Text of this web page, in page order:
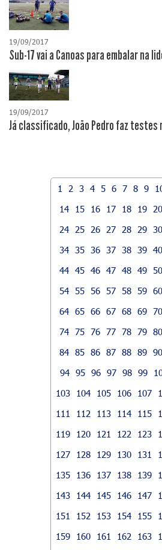
19/09/2017
Sub-17 vai a Canoas para embalar na
19/09/2017
Já classificado, João Pedro faz testes
1 2 3 4 5 6 7 8 9
14
15 16 17 18 19 20
24
25 26 27 28 29 30
34 35 36 37 38 39 40
44 45 46 47 48 49 50
54 55 56 57 58 59 60
64 65 66 67 68 69 70
74 75 76 77 78 79 80
84 85 86 87 88 89 90
94 95 96 97 98 99
103
104 105 106 107
111
112 113 114 115
119
120 121 122 123
127
128 129 130 131
135
136 137 138 139
143
144 145 146 147
151
152 153 154 155
159
160 161 162 163